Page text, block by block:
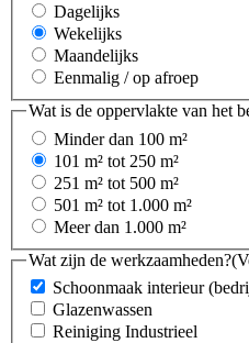
Dagelijks
Wekelijks
Maandelijks
Eenmalig / op afroep
Wat is de oppervlakte van het
Minder dan 100 m²
101 m² tot 250 m²
251 m² tot 500 m²
501 m² tot 1.000 m²
Meer dan 1.000 m²
Wat zijn de werkzaamheden?
Schoonmaak interieur
Glazenwassen
Reiniging Industrieel